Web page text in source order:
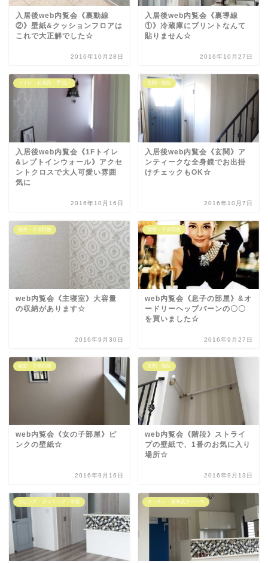
入居後web内覧会《裏動線
②》壁紙&クッションフロアは
これで大正解でした☆
2016年10月28日
入居後web内覧会《裏導線
①》冷蔵庫にプリントなんて
貼りません☆
2016年10月27日
トイレ・お風呂・手洗い
入居後web内覧会《1Fトイレ
&レプトインウォール》アクセ
ントクロスで大人可愛い雰囲
気に
2016年10月16日
玄関・階段
入居後web内覧会《玄関》ア
ンティークな全身鏡でお出掛
けチェックもOK☆
2016年10月7日
寝室・子供部屋
web内覧会《主寝室》大容量
の収納があります☆
2016年9月30日
寝室・子供部屋
web内覧会《息子の部屋》&オ
ードリーヘップバーンの〇〇
を買いました☆
2016年9月27日
寝室・子供部屋
web内覧会《女の子部屋》ピ
ンクの壁紙☆
2016年9月16日
玄関・階段
web内覧会《階段》ストライ
プの壁紙で、1番のお気に入り
場所☆
2016年9月13日
リビング・ダイニング・和室 キッチン・家事楽スペース